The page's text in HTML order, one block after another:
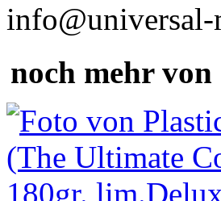
info@universal-
noch mehr